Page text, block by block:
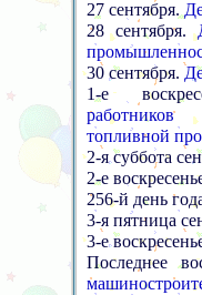
27 сентября.
28 сентября.
30 сентября.
1-е
топливной
2-я суббота
2-е
256-й день
3-я пятница
3-е
Последнее